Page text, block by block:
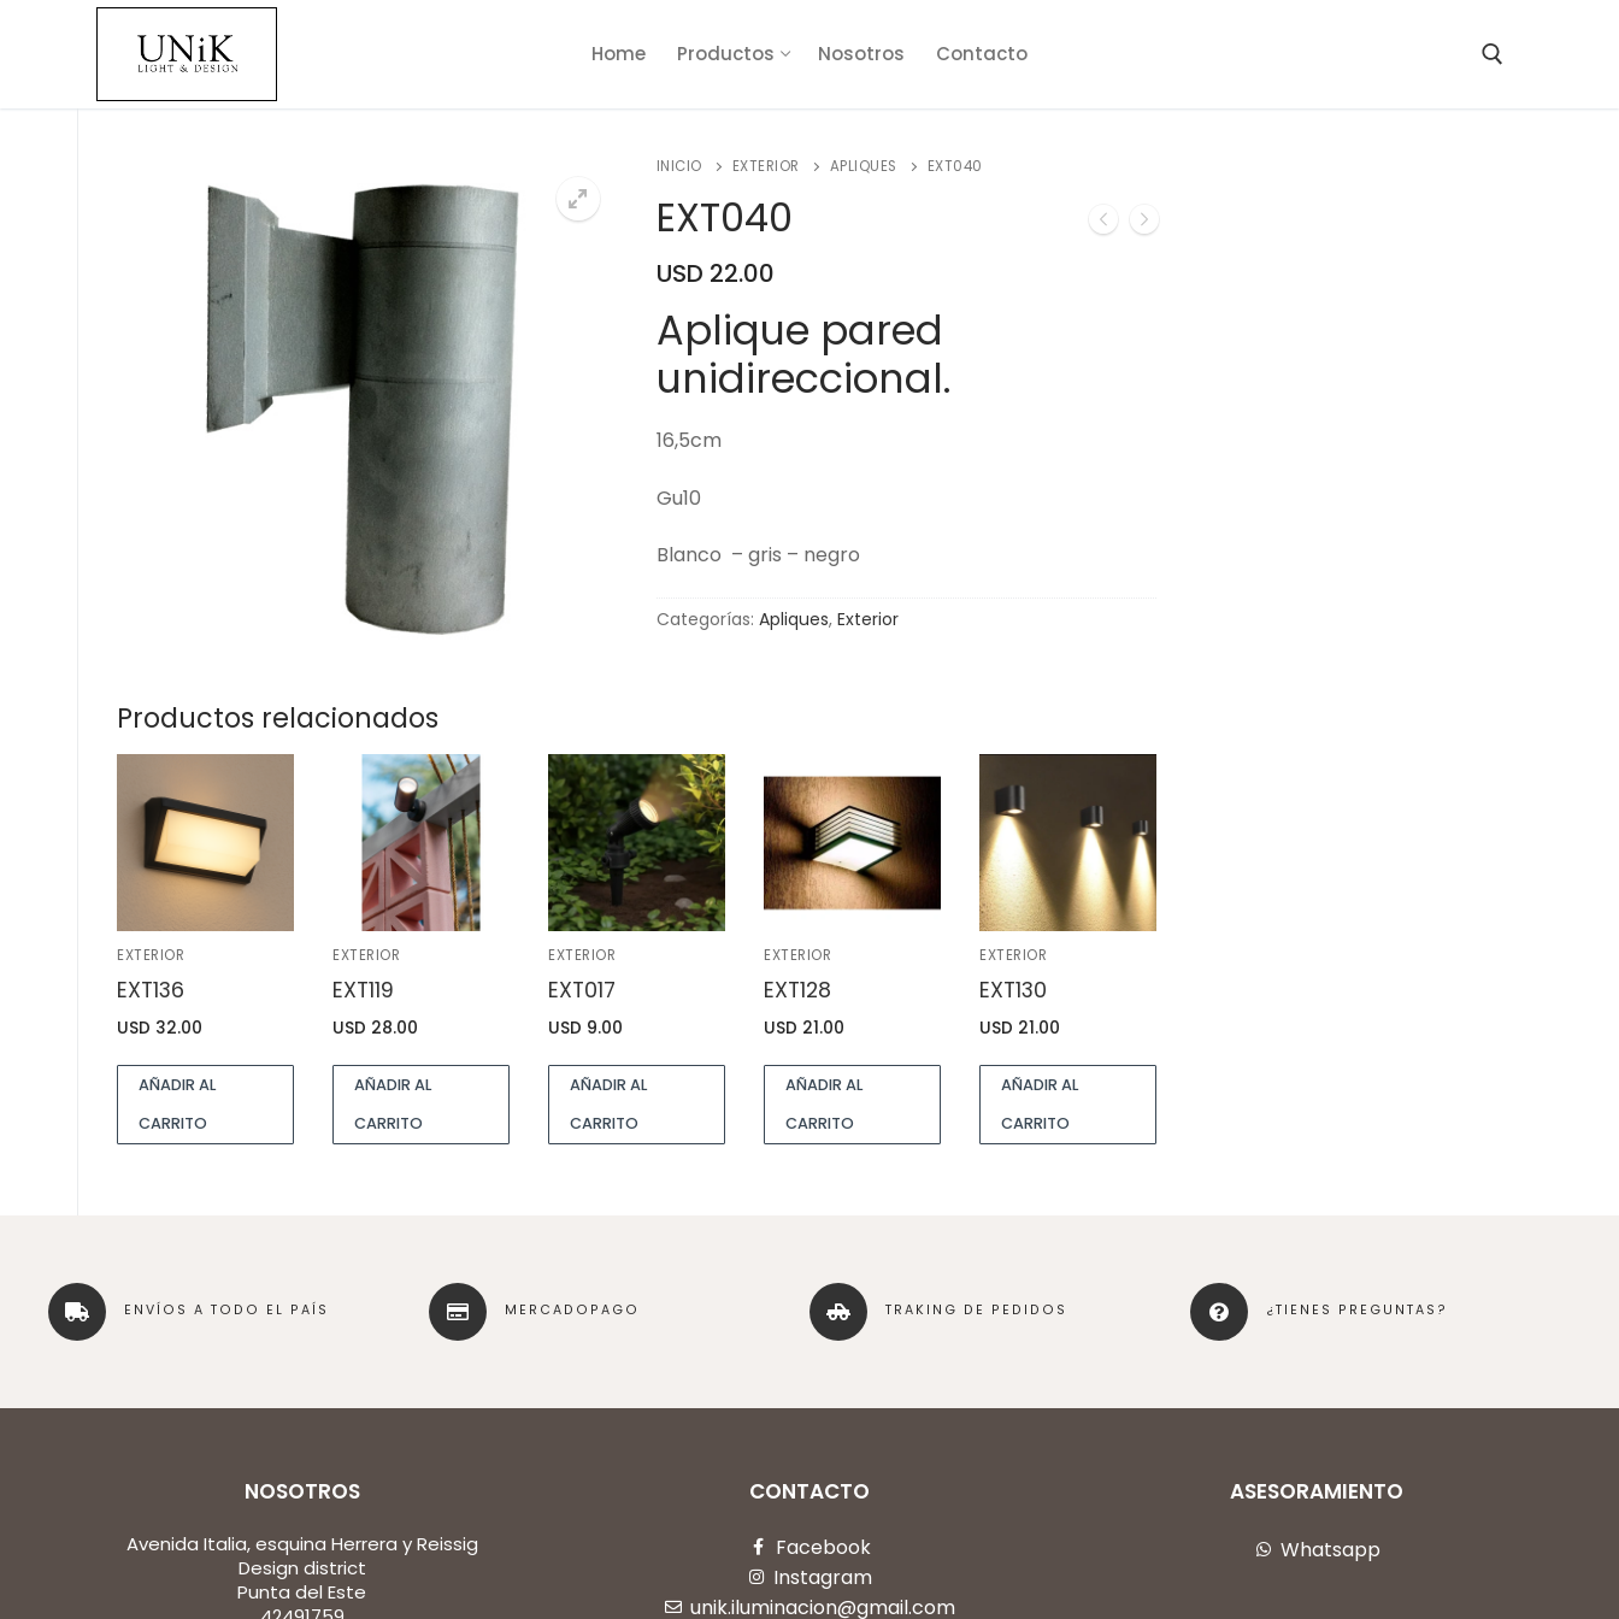
Home Productos Nosotros Contacto
INICIO EXTERIOR APLIQUES EXT040
EXT040
USD 22.00
Aplique pared
unidireccional.
16,5cm
Gu10
Blanco – gris – negro
Categorías: Apliques, Exterior
Productos relacionados
EXTERIOR
EXT136
USD 32.00
AÑADIR AL
CARRITO
EXTERIOR
EXT119
USD 28.00
AÑADIR AL
CARRITO
EXTERIOR
EXT017
USD 9.00
AÑADIR AL
CARRITO
EXTERIOR
EXT128
USD 21.00
AÑADIR AL
CARRITO
EXTERIOR
EXT130
USD 21.00
AÑADIR AL
CARRITO
ENVÍOS A TODO EL PAÍS MERCADOPAGO TRAKING DE PEDIDOS ¿TIENES PREGUNTAS?
NOSOTROS
Avenida Italia, esquina Herrera y Reissig
Design district
Punta del Este
CONTACTO
Facebook
Instagram
unik.iluminacion@gmail.com
ASESORAMIENTO
Whatsapp